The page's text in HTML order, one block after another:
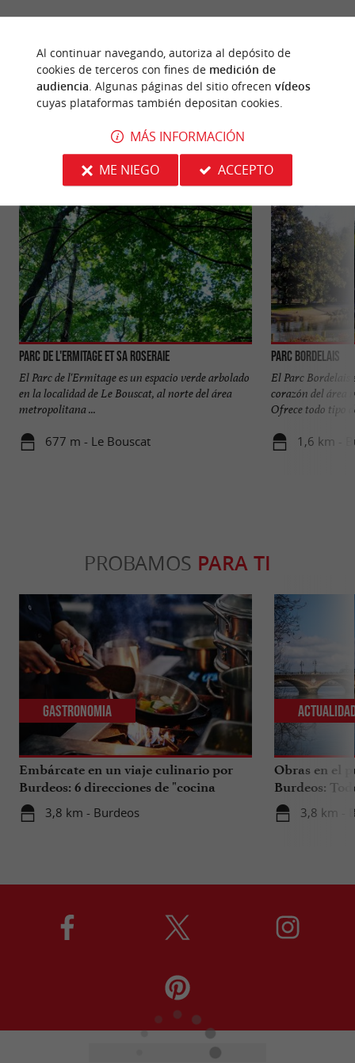
PARA DESCUBRIRALREDEDOR
Información
Parc de l'Ermitage et sa roseraie
El Parc de l'Ermitage es un espacio verde arbolado
en la localidad de Le Bouscat, al norte del área
metropolitana ...
677 m - Le Bouscat
Parc Bordelais
El Parc Bordelais
corazón del área
Ofrece todo tipo
1,6 km -
PROBAMOS PARA TI
Embárcate en un viaje culinario por
Burdeos: 6 direcciones de "cocina
internacional"
3,8 km - Burdeos
Gastronomia
Obras en el
Burdeos:
tus viajes en
3,8 km -
Al continuar navegando, autoriza al depósito de
cookies de terceros con fines de medición de
audiencia. Algunas páginas del sitio ofrecen vídeos
cuyas plataformas también depositan cookies.
MÁS INFORMACIÓN
ME NIEGO
ACCEPTO